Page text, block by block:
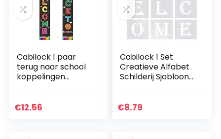
Cabilock 1 paar
terug naar school
koppelingen
banner decor
€12.56
Cabilock 1 Set
Creatieve Alfabet
Schilderij Sjabloon
DIY Accessoires
€8.79